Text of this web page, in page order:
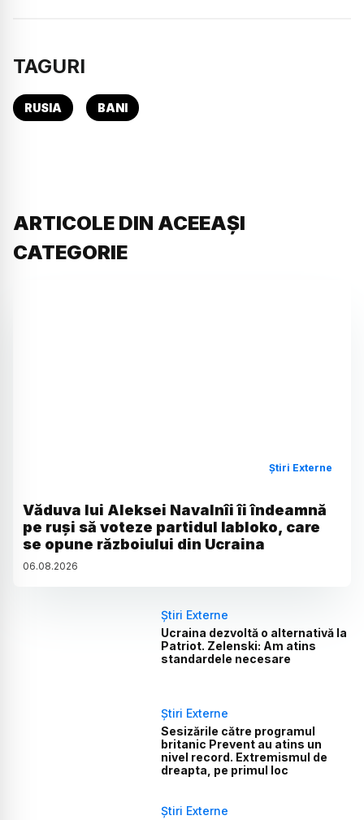
TAGURI
RUSIA BANI
ARTICOLE DIN ACEEAȘI
CATEGORIE
Știri Externe
Văduva lui Aleksei Navalnîi îi îndeamnă
pe ruși să voteze partidul Iabloko, care
se opune războiului din Ucraina
06.08.2026
Știri Externe
Ucraina dezvoltă o alternativă la
Patriot. Zelenski: Am atins
standardele necesare
Știri Externe
Sesizările către programul
britanic Prevent au atins un
nivel record. Extremismul de
dreapta, pe primul loc
Știri Externe